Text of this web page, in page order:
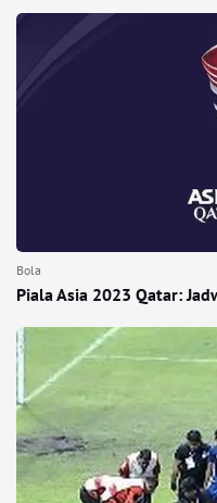
Bola
Piala Asia 2023 Qatar: